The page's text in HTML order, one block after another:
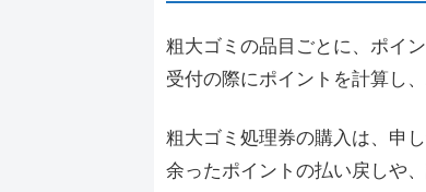
粗大ゴミの品目ごとに、ポイ
受付の際にポイントを計算し
粗大ゴミ処理券の購入は、申
余ったポイントの払い戻しや